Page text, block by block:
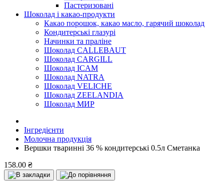
Пастеризовані
Шоколад і какао-продукти
Какао порошок, какао масло, гарячий шоколад
Кондитерські глазурі
Начинки та праліне
Шоколад CALLEBAUT
Шоколад CARGILL
Шоколад ICAM
Шоколад NATRA
Шоколад VELICHE
Шоколад ZEELANDIA
Шоколад МИР
Інгредієнти
Молочна продукція
Вершки тваринні 36 % кондитерські 0.5л Сметанка
158.00 ₴